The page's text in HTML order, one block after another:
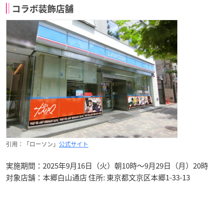
コラボ装飾店舗
引用：「ローソン」 公式サイト
実施期間：2025年9月16日（火）朝10時〜9月29日（月）20時
対象店舗：本郷白山通店 住所: 東京都文京区本郷1-33-13